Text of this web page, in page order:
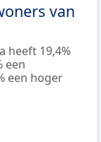
van
heeft 19,4%
een
een hoger